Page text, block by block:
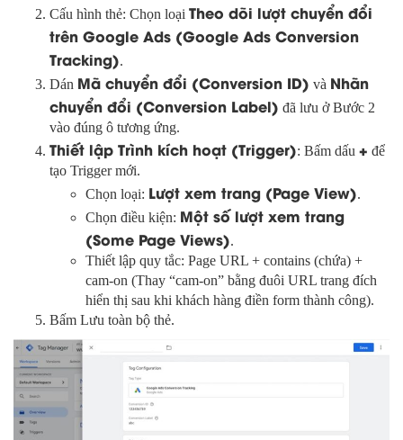
Cấu hình thẻ: Chọn loại Theo dõi lượt chuyển đổi
trên Google Ads (Google Ads Conversion
Tracking).
Dán Mã chuyển đổi (Conversion ID) và Nhãn
chuyển đổi (Conversion Label) đã lưu ở Bước 2
vào đúng ô tương ứng.
Thiết lập Trình kích hoạt (Trigger): Bấm dấu + để
tạo Trigger mới.
Chọn loại: Lượt xem trang (Page View).
Chọn điều kiện: Một số lượt xem trang
(Some Page Views).
Thiết lập quy tắc: Page URL + contains (chứa) +
cam-on (Thay “cam-on” bằng đuôi URL trang đích
hiển thị sau khi khách hàng điền form thành công).
Bấm Lưu toàn bộ thẻ.